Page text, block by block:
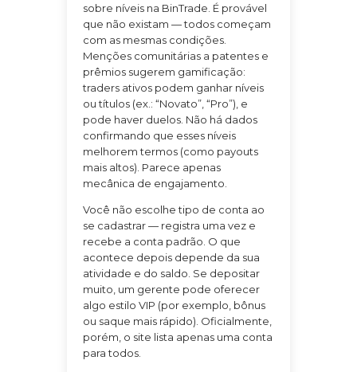
sobre níveis na BinTrade. É provável
que não existam — todos começam
com as mesmas condições.
Menções comunitárias a patentes e
prêmios sugerem gamificação:
traders ativos podem ganhar níveis
ou títulos (ex.: “Novato”, “Pro”), e
pode haver duelos. Não há dados
confirmando que esses níveis
melhorem termos (como payouts
mais altos). Parece apenas
mecânica de engajamento.
Você não escolhe tipo de conta ao
se cadastrar — registra uma vez e
recebe a conta padrão. O que
acontece depois depende da sua
atividade e do saldo. Se depositar
muito, um gerente pode oferecer
algo estilo VIP (por exemplo, bônus
ou saque mais rápido). Oficialmente,
porém, o site lista apenas uma conta
para todos.